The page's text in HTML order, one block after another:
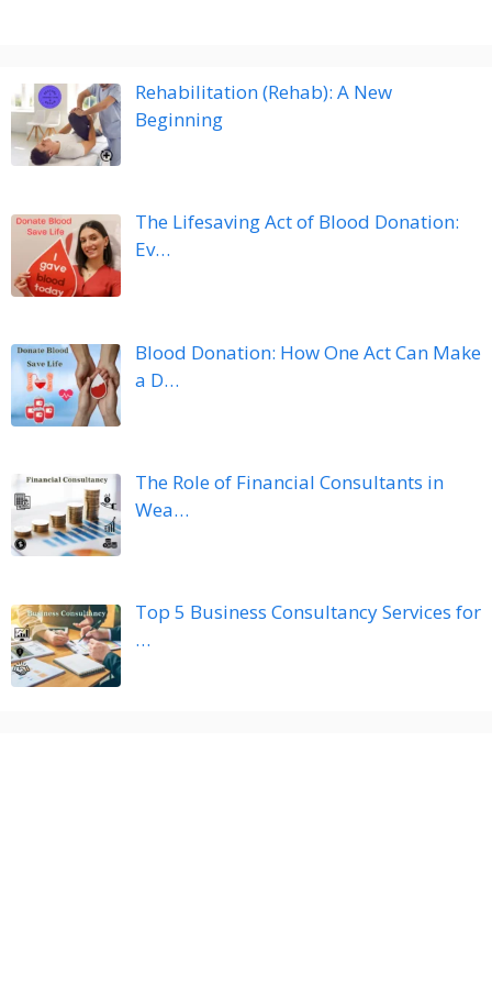
Rehabilitation (Rehab): A New
Beginning
The Lifesaving Act of Blood Donation:
Ev…
Blood Donation: How One Act Can Make
a D…
The Role of Financial Consultants in
Wea…
Top 5 Business Consultancy Services for
…